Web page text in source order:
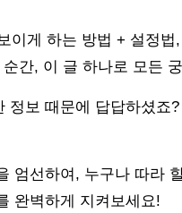
이게 하는 방법 + 설정
간, 이 글 하나로 모든
정보 때문에 답답하셨죠
엄선하여, 누구나 따라
완벽하게 지켜보세요!